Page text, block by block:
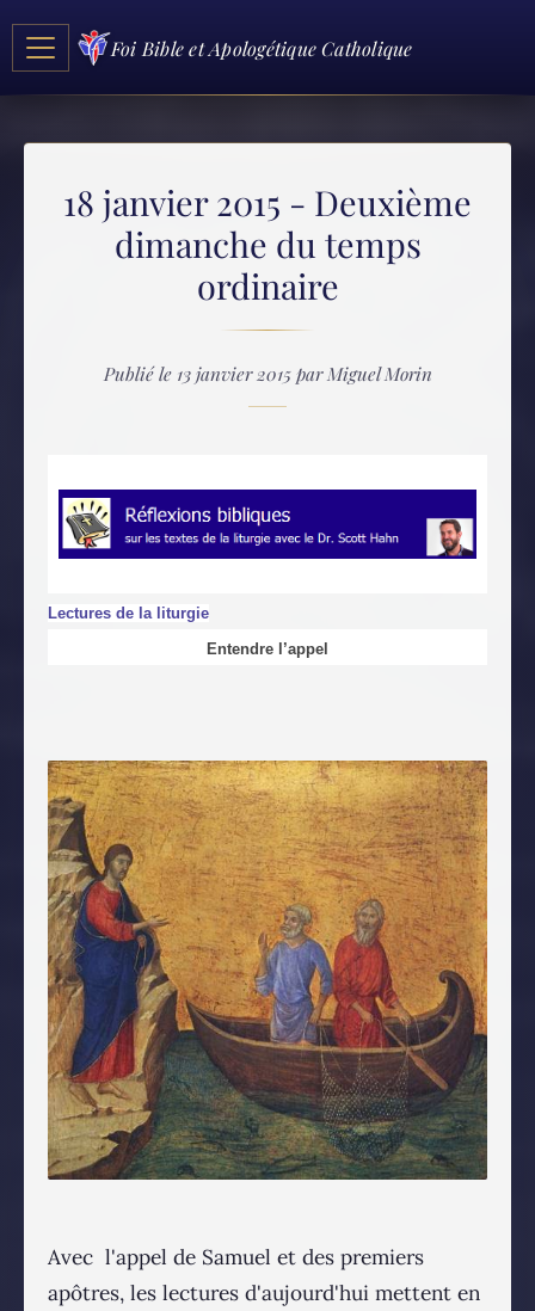
Foi Bible et Apologétique Catholique
18 janvier 2015 - Deuxième
dimanche du temps
ordinaire
Publié le 13 janvier 2015 par Miguel Morin
Lectures de la liturgie
Entendre l’appel
Avec l'appel de Samuel et des premiers
apôtres, les lectures d'aujourd'hui mettent en